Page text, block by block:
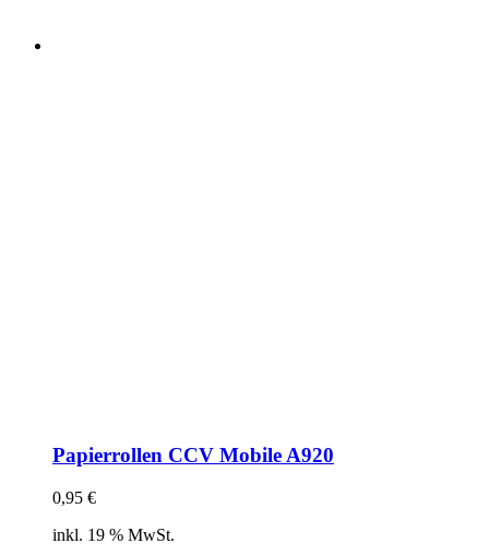
Papierrollen CCV Mobile A920
0,95 €
inkl. 19 % MwSt.